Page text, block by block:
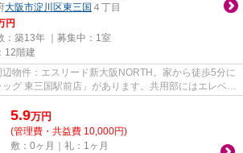
大阪市淀川区東三国 ４丁目
円
：築13年 ｜募集中： 1室
12階建
物件：エスリード新大阪NORTH。家から徒歩5分に
グ 東三国駅前店」があります。共用部にはエレベー
5.9万円
(管理費・共益費 10,000円)
敷：0ヶ月｜礼：1ヶ月